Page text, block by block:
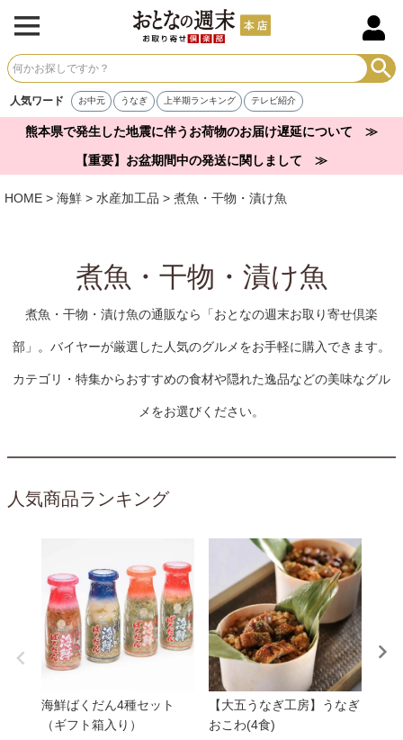
人気ワード お中元 うなぎ 上半期ランキング テレビ紹介
熊本県で発生した地震に伴うお荷物のお届け遅延について ≫
【重要】お盆期間中の発送に関しまして ≫
HOME 海鮮 水産加工品 煮魚・干物・漬け魚
煮魚・干物・漬け魚
煮魚・干物・漬け魚の通販なら「おとなの週末お取り寄せ倶楽
部」。バイヤーが厳選した人気のグルメをお手軽に購入できます。
カテゴリ・特集からおすすめの食材や隠れた逸品などの美味なグル
メをお選びください。
人気商品ランキング
海鮮ばくだん4種セット
（ギフト箱入り）
【大五うなぎ工房】うなぎ
おこわ(4食)